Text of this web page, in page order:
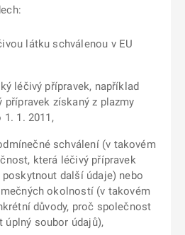
látku schválenou v EU
léčivý přípravek, například
přípravek získaný z plazmy
1. 1. 2011,
schválení (v takovém
která léčivý přípravek
poskytnout další údaje) nebo
okolností (v takovém
důvody, proč společnost
úplný soubor údajů),